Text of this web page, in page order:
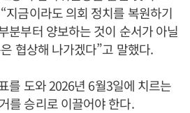
지금이라도 의회 정치를 복원하기
분부터 양보하는 것이 순서가 아닐
협상해 나가겠다”고 말했다.
를 도와 2026년 6월3일에 치르는
를 승리로 이끌어야 한다.